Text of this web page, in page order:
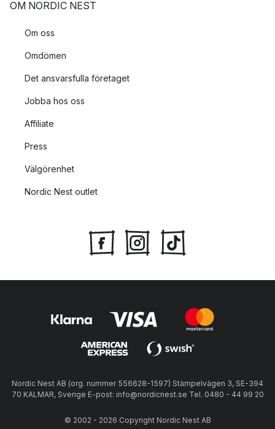
OM NORDIC NEST
Om oss
Omdömen
Det ansvarsfulla företaget
Jobba hos oss
Affiliate
Press
Välgörenhet
Nordic Nest outlet
Nordic Nest AB (org. nummer 556628-1597) Stämpelvägen 3, SE-394
70 KALMAR, Sverige E-post: info@nordicnest.se Tel. 0480 - 44 99 20
© 2002 - 2026 Copyright Nordic Nest AB